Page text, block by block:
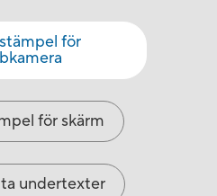
för
för skärm
undertexter